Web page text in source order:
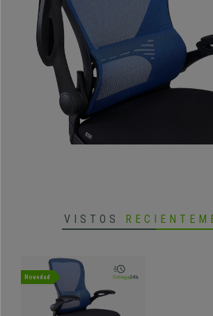
Mecanismo basculante de reclinación bloqueable
VISTOS
Novedad